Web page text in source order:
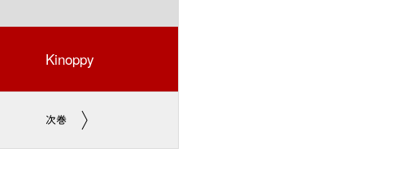
Kinoppy
次巻